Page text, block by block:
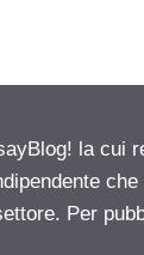
la cui
che
Per